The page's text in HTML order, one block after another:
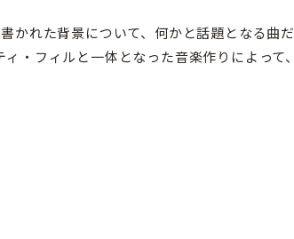
かれた背景について、何かと話題となる曲だ
・フィルと一体となった音楽作りによって、